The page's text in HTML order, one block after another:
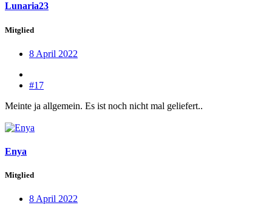
Lunaria23
Mitglied
8 April 2022
#17
Meinte ja allgemein. Es ist noch nicht mal geliefert..
Enya
Mitglied
8 April 2022